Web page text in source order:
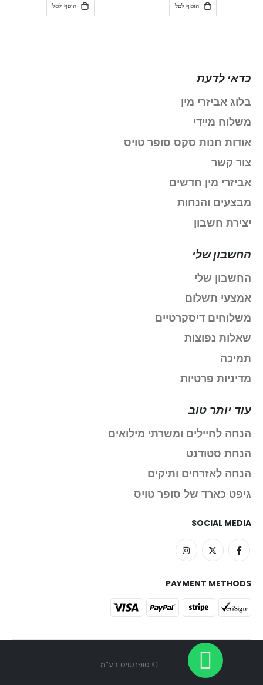
הוסף לסל הוסף לסל
כדאי לדעת
בלוג אביזרי מין
משלוח מיידי
אודות חנות סקס סופר טויס
צור קשר
אביזרי מין חדשים
מבצעים והנחות
יצירת חשבון
החשבון שלי
החשבון שלי
אמצעי תשלום
משלוחים דיסקרטיים
שאלות נפוצות
תמיכה
מדיניות פרטיות
עוד יותר טוב
הנחה לחיילים ומשרתי מילואים
הנחת סטודנט
הנחה לאזרחים ותיקים
גיפט כארד של סופר טויס
SOCIAL MEDIA
PAYMENT METHODS
© סופרטויס בע"מ